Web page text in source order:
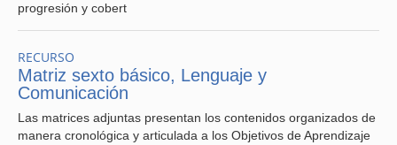
progresión y cobert
RECURSO
Matriz sexto básico, Lenguaje y
Comunicación
Las matrices adjuntas presentan los contenidos organizados de
manera cronológica y articulada a los Objetivos de Aprendizaje